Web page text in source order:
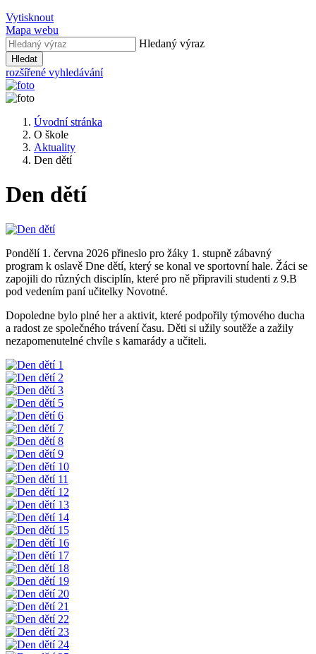
Vytisknout
Mapa webu
Hledaný výraz
Hledat
rozšířené vyhledávání
Úvodní stránka
O škole
Aktuality
Den dětí
Den dětí
Pondělí 1. června 2026 přineslo pro žáky 1. stupně zábavný
program k oslavě Dne dětí, který se konal ve sportovní hale. Žáci se
zapojili do různých disciplín, které pro ně připravili studenti z 9.B
pod vedením paní učitelky Novotné.
Dopoledne bylo plné her a aktivit, které podpořily týmového ducha
a radost ze společného trávení času. Děti si užily soutěže a zažily
nezapomenutelné chvíle s kamarády a učiteli.